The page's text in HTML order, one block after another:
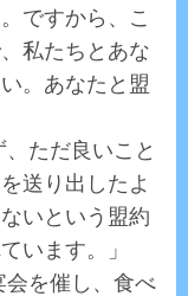
ですから、こ
私たちとあな
。あなたと盟
ただ良いこと
送り出したよ
いという盟約
います。」
会を催し、食べ